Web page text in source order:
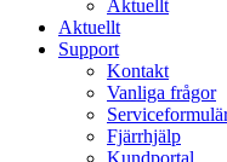
Aktuellt
Aktuellt
Support
Kontakt
Vanliga frågor
Fjärrhjälp
Kundportal